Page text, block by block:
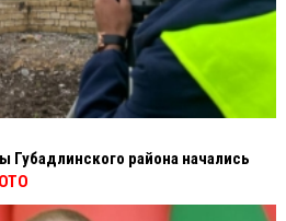
Губадлинского района начались